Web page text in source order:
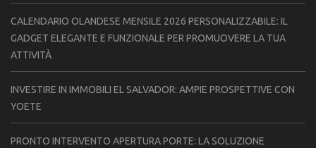
CALENDARIO OLANDESE MENSILE 2026 PERSONALIZZABILE: IL
GADGET ELEGANTE E FUNZIONALE PER PROMUOVERE LA TUA
ATTIVITÀ
INVESTIRE IN IMMOBILI EL SALVADOR: AMPIE PROSPETTIVE CON
YOETE
PRONTO INTERVENTO APERTURA PORTE: LA SOLUZIONE